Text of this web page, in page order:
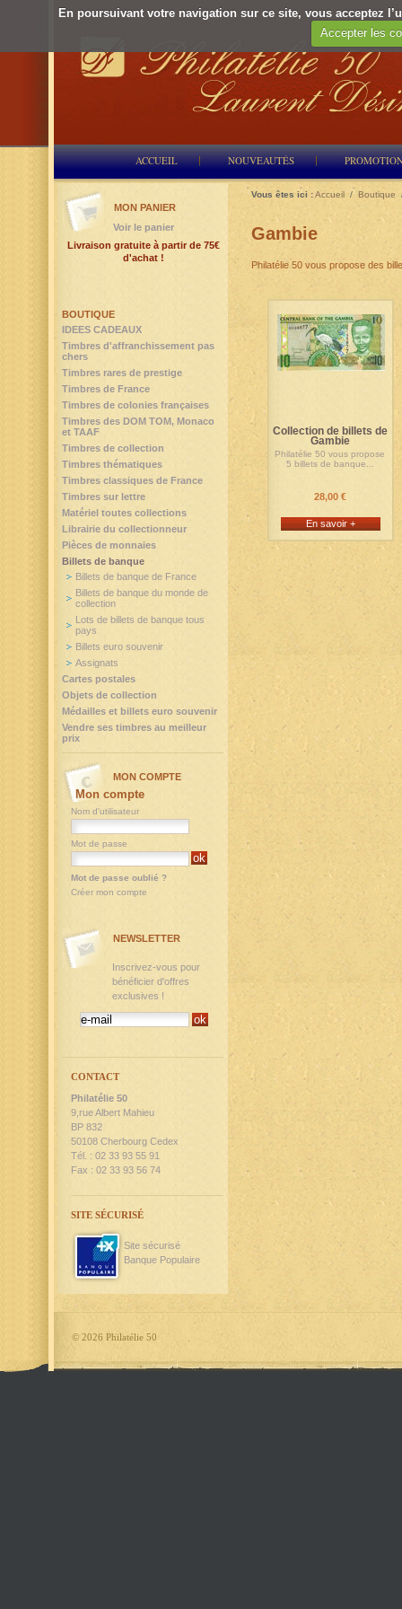
En poursuivant votre navigation sur ce site, vous acceptez
Accepter les
ACCUEIL NOUVEAUTÉS
Vous êtes ici :Accueil / Boutique
Gambie
Philatélie 50 vous propose des
Collection de billets de
Gambie
Philatélie 50 vous propose
5 billets de banque...
28,00 €
En savoir +
BOUTIQUE
IDEES CADEAUX
Timbres d'affranchissement pas
chers
Timbres rares de prestige
Timbres de France
Timbres de colonies françaises
Timbres des DOM TOM, Monaco
et TAAF
Timbres de collection
Timbres thématiques
Timbres classiques de France
Timbres sur lettre
Matériel toutes collections
Librairie du collectionneur
Pièces de monnaies
Billets de banque
Billets de banque de France
Billets de banque du monde de
collection
Lots de billets de banque tous
pays
Billets euro souvenir
Assignats
Cartes postales
Objets de collection
Médailles et billets euro souvenir
Vendre ses timbres au meilleur
prix
MON PANIER
Voir le panier
Livraison gratuite à partir de 75€
d'achat !
MON COMPTE
Mon compte
Nom d'utilisateur
Mot de passe
Mot de passe oublié ?
Créer mon compte
NEWSLETTER
Inscrivez-vous pour
bénéficier d'offres
exclusives !
CONTACT
Philatélie 50
9,rue Albert Mahieu
BP 832
50108 Cherbourg Cedex
Tél. : 02 33 93 55 91
Fax : 02 33 93 56 74
SITE SÉCURISÉ
Site sécurisé
Banque Populaire
© 2026 Philatélie 50